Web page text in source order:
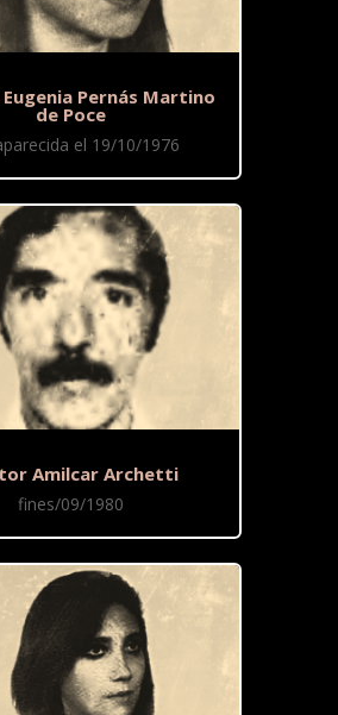
Pernás Martino
de Poce
el 19/10/1976
Amilcar Archetti
fines/09/1980